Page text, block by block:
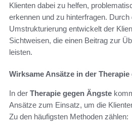
Klienten dabei zu helfen,
erkennen und zu hinterfragen. Durch
Umstrukturierung entwickelt der
Sichtweisen, die einen Beitrag zur
leisten.
Wirksame Ansätze in der
In der Therapie gegen Ängste
Ansätze zum Einsatz, um die
Zu den häufigsten Methoden zählen: